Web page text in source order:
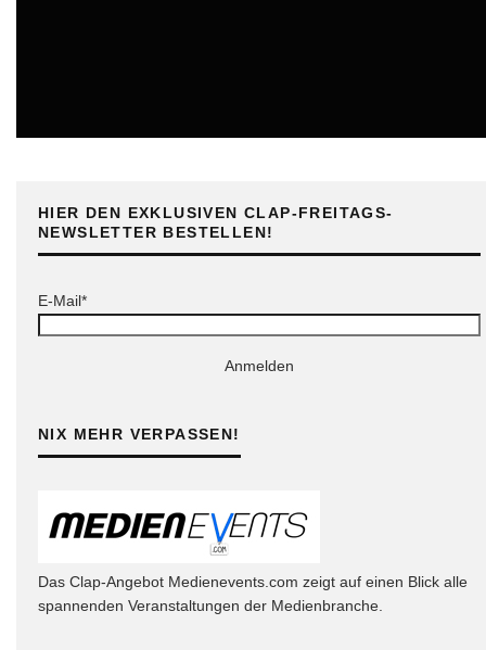
HIER DEN EXKLUSIVEN CLAP-FREITAGS-
NEWSLETTER BESTELLEN!
E-Mail*
Anmelden
NIX MEHR VERPASSEN!
Das Clap-Angebot Medienevents.com zeigt auf einen Blick alle
spannenden Veranstaltungen der Medienbranche.